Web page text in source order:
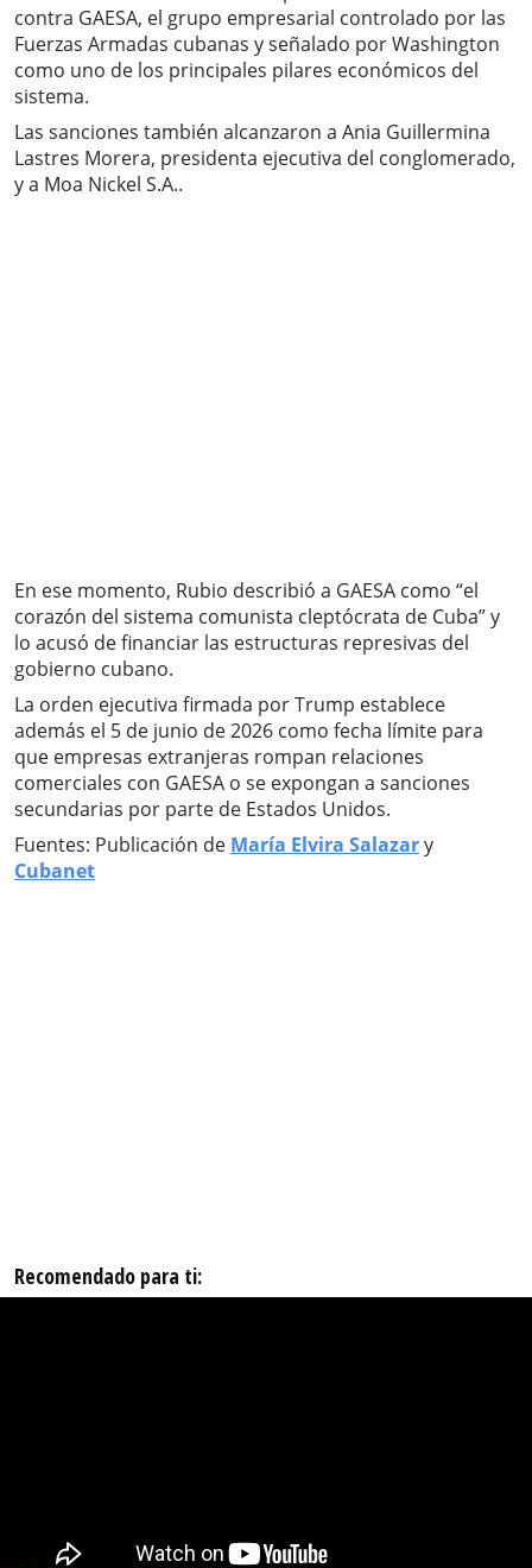
contra GAESA, el grupo empresarial controlado por las
Fuerzas Armadas cubanas y señalado por Washington
como uno de los principales pilares económicos del
sistema.
Las sanciones también alcanzaron a Ania Guillermina
Lastres Morera, presidenta ejecutiva del conglomerado,
y a Moa Nickel S.A..
En ese momento, Rubio describió a GAESA como “el
corazón del sistema comunista cleptócrata de Cuba” y
lo acusó de financiar las estructuras represivas del
gobierno cubano.
La orden ejecutiva firmada por Trump establece
además el 5 de junio de 2026 como fecha límite para
que empresas extranjeras rompan relaciones
comerciales con GAESA o se expongan a sanciones
secundarias por parte de Estados Unidos.
Fuentes: Publicación de María Elvira Salazary
Cubanet
Recomendado para ti: